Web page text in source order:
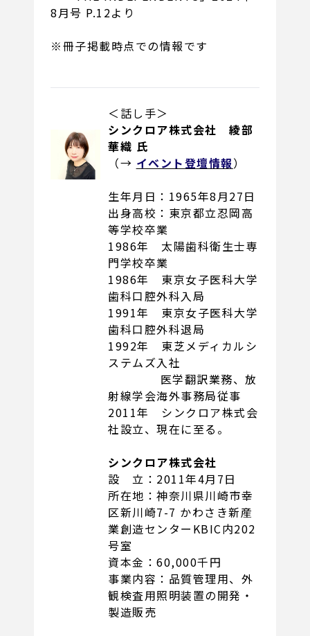
8月号 P.12より
※冊子掲載時点での情報です
＜話し手＞
シンクロア株式会社 綾部
華織 氏
（→ イベント登壇情報）
生年月日：1965年8月27日
出身高校：東京都立忍岡高
等学校卒業
1986年 太陽歯科衛生士専
門学校卒業
1986年 東京女子医科大学
歯科口腔外科入局
1991年 東京女子医科大学
歯科口腔外科退局
1992年 東芝メディカルシ
ステムズ入社
医学翻訳業務、放
射線学会海外事務局従事
2011年 シンクロア株式会
社設立、現在に至る。
シンクロア株式会社
設 立：2011年4月7日
所在地：神奈川県川崎市幸
区新川崎7-7 かわさき新産
業創造センターKBIC内202
号室
資本金：60,000千円
事業内容：品質管理用、外
観検査用照明装置の開発・
製造販売